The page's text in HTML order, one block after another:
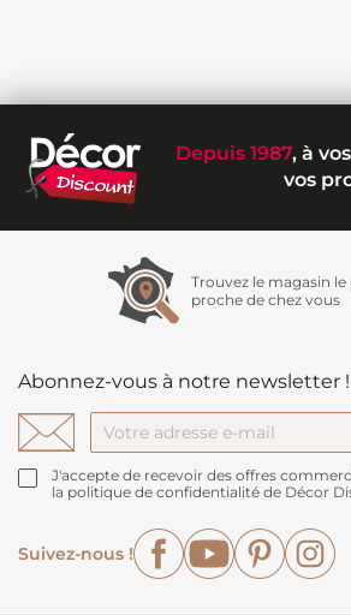
Depuis 1987, à
vos
Trouvez le magasin le
proche de chez vous
Abonnez-vous à notre newsletter !
J'accepte de recevoir des offres
la politique de confidentialité de Décor
Suivez-nous !
FacebookYouTube